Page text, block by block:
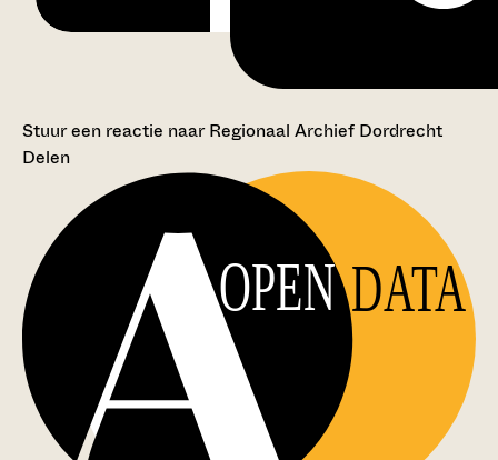
Stuur een reactie naar Regionaal Archief Dordrecht
Delen
OPEN DATA